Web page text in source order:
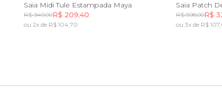
Travesseiro
PP G
Saia Midi Tule Estampada Maya
R$ 349,00R$ 209,40
ou 2x de R$ 104,70
PP
Saia Patch
R$ 598,00R$
ou 3x de R$